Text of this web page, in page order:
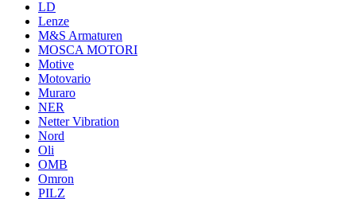
LD
Lenze
M&S Armaturen
MOSCA MOTORI
Motive
Motovario
Muraro
NER
Netter Vibration
Nord
Oli
OMB
Omron
PILZ